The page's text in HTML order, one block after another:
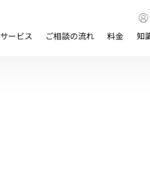
サービス ご相談の流れ 料金 知